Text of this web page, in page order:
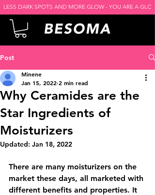
LESS DARK SPOTS AND MORE GLOW - YOU ARE A
Post
Why Ceramides are the
Star Ingredients of
Moisturizers
Minene
Jan 15, 2022 2 min read
Updated: Jan 18, 2022
There are many moisturizers on the
market these days, all marketed with
different benefits and properties. It